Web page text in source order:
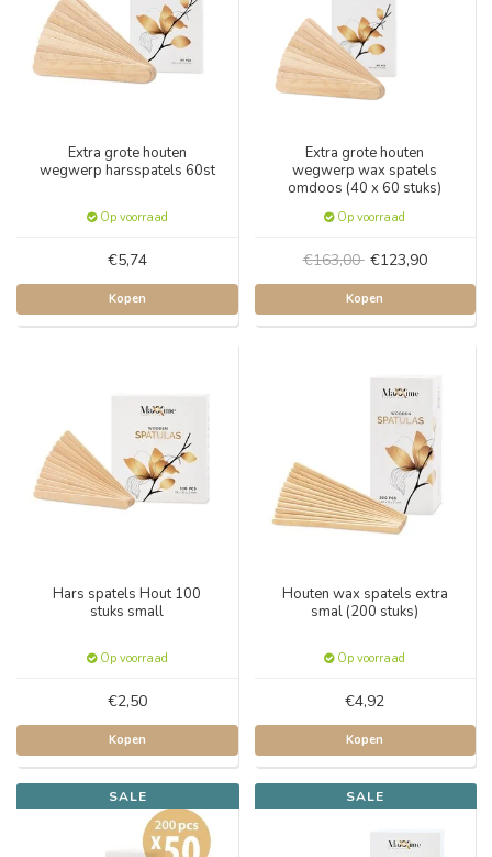
Extra grote houten
wegwerp harsspatels 60st
Op voorraad
€5,74
Kopen
Extra grote houten
wegwerp wax spatels
omdoos (40 x 60 stuks)
Op voorraad
€163,00 €123,90
Kopen
Hars spatels Hout 100
stuks small
Op voorraad
€2,50
Kopen
Houten wax spatels extra
smal (200 stuks)
Op voorraad
€4,92
Kopen
SALE SALE